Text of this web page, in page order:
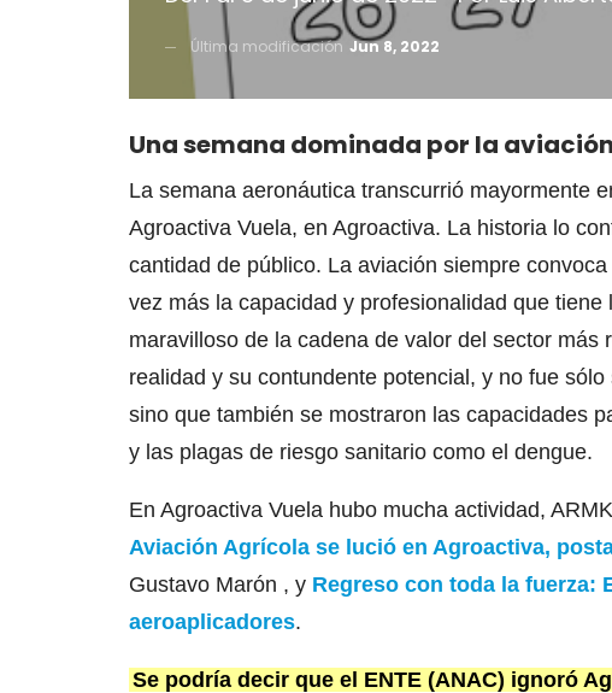
Última modificación Jun 8, 2022
Una semana dominada por la
La semana aeronáutica transcurrió mayormente
Agroactiva Vuela, en Agroactiva. La historia lo
cantidad de público. La aviación siempre
vez más la capacidad y profesionalidad que
maravilloso de la cadena de valor del sector
realidad y su contundente potencial, y no fue
sino que también se mostraron las capacidades
y las plagas de riesgo sanitario como el dengue.
En Agroactiva Vuela hubo mucha actividad,
Aviación Agrícola se lució en Agroactiva,
Gustavo Marón , y Regreso con toda la fuerza:
aeroaplicadores.
Se podría decir que el ENTE (ANAC) ignoró